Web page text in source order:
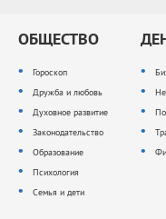
ОБЩЕСТВО
Гороскоп
Дружба и любовь
Духовное развитие
Законодательство
Образование
Психология
Семья и дети